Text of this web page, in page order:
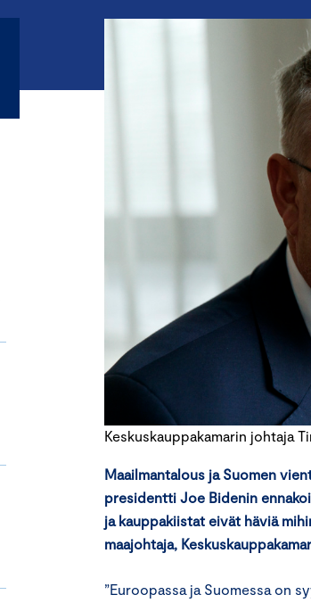
Keskuskauppakamarin johtaja
Maailmantalous ja Suomen
presidentti Joe Bidenin
ja kauppakiistat eivät häviä
maajohtaja,
”Euroopassa ja Suomessa on